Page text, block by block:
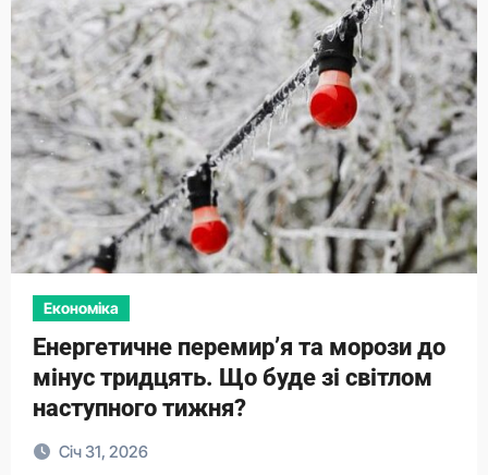
Економіка
Енергетичне перемир’я та морози до
мінус тридцять. Що буде зі світлом
наступного тижня?
Січ 31, 2026